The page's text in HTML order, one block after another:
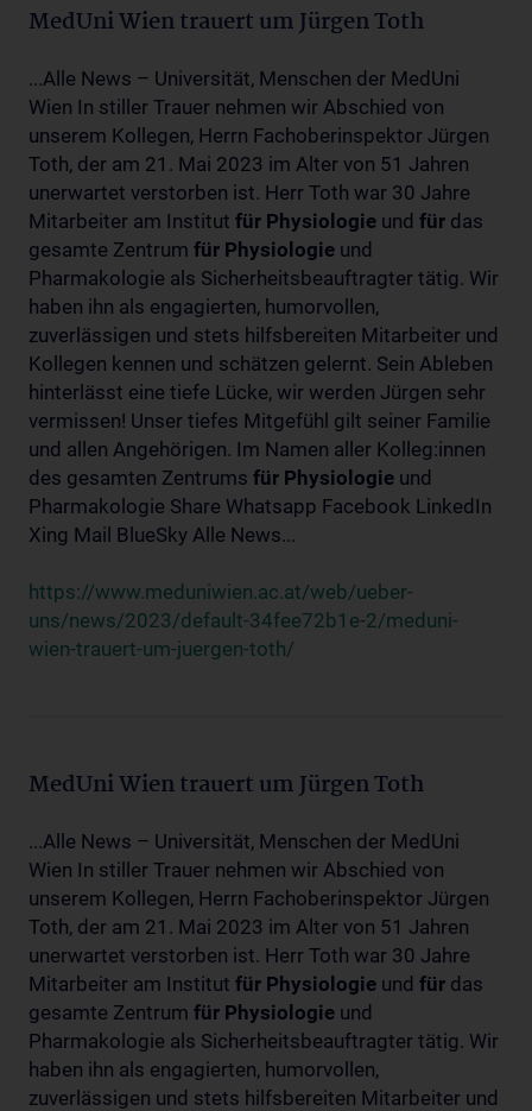
MedUni Wien trauert um Jürgen Toth
...Alle News – Universität, Menschen der MedUni
Wien In stiller Trauer nehmen wir Abschied von
unserem Kollegen, Herrn Fachoberinspektor Jürgen
Toth, der am 21. Mai 2023 im Alter von 51 Jahren
unerwartet verstorben ist. Herr Toth war 30 Jahre
Mitarbeiter am Institut für Physiologie und für das
gesamte Zentrum für Physiologie und
Pharmakologie als Sicherheitsbeauftragter tätig. Wir
haben ihn als engagierten, humorvollen,
zuverlässigen und stets hilfsbereiten Mitarbeiter und
Kollegen kennen und schätzen gelernt. Sein Ableben
hinterlässt eine tiefe Lücke, wir werden Jürgen sehr
vermissen! Unser tiefes Mitgefühl gilt seiner Familie
und allen Angehörigen. Im Namen aller Kolleg:innen
des gesamten Zentrums für Physiologie und
Pharmakologie Share Whatsapp Facebook LinkedIn
Xing Mail BlueSky Alle News...
https://www.meduniwien.ac.at/web/ueber-
uns/news/2023/default-34fee72b1e-2/meduni-
wien-trauert-um-juergen-toth/
MedUni Wien trauert um Jürgen Toth
...Alle News – Universität, Menschen der MedUni
Wien In stiller Trauer nehmen wir Abschied von
unserem Kollegen, Herrn Fachoberinspektor Jürgen
Toth, der am 21. Mai 2023 im Alter von 51 Jahren
unerwartet verstorben ist. Herr Toth war 30 Jahre
Mitarbeiter am Institut für Physiologie und für das
gesamte Zentrum für Physiologie und
Pharmakologie als Sicherheitsbeauftragter tätig. Wir
haben ihn als engagierten, humorvollen,
zuverlässigen und stets hilfsbereiten Mitarbeiter und